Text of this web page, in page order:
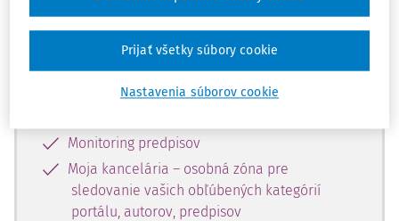
zdarma, stačí sa len zaregistrovať.
Vďaka registrácii získate prístup aj k
vybranému obsahu:
Monitoring predpisov
Moja kancelária – osobná zóna pre
sledovanie vašich obľúbených kategórií
portálu, autorov, predpisov
Nastavenia súborov cookie
Prijať všetky súbory cookie